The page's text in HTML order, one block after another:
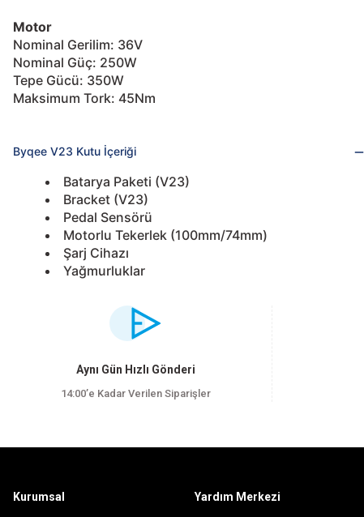
Motor
Nominal Gerilim: 36V
Nominal Güç: 250W
Tepe Gücü: 350W
Maksimum Tork: 45Nm
Byqee V23 Kutu İçeriği
Batarya Paketi (V23)
Bracket (V23)
Pedal Sensörü
Motorlu Tekerlek (100mm/74mm)
Şarj Cihazı
Yağmurluklar
Görüş ve önerileriniz için teşekkür ederiz.
Ürün açıklamasında eksik bilgiler bulunuyor.
Ürün bilgilerinde hatalar bulunuyor.
Aynı Gün Hızlı Gönderi
14:00’e Kadar Verilen Siparişler
Kurumsal Yardım Merkezi